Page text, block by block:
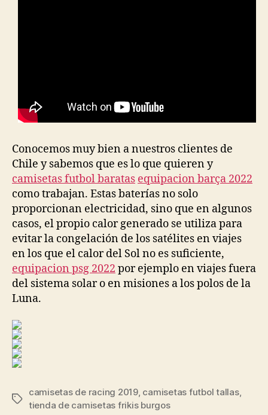
Conocemos muy bien a nuestros clientes de
Chile y sabemos que es lo que quieren y
camisetas futbol baratas equipacion barça 2022
como trabajan. Estas baterías no solo
proporcionan electricidad, sino que en algunos
casos, el propio calor generado se utiliza para
evitar la congelación de los satélites en viajes
en los que el calor del Sol no es suficiente,
equipacion psg 2022 por ejemplo en viajes fuera
del sistema solar o en misiones a los polos de la
Luna.
Etiquetas
camisetas de racing 2019, camisetas futbol tallas,
tienda de camisetas frikis burgos